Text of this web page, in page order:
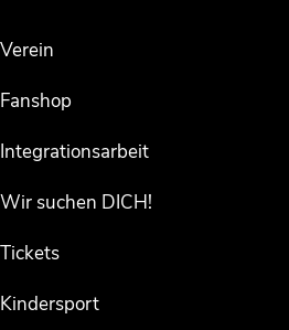
Verein
Fanshop
Integrationsarbeit
Wir suchen DICH!
Tickets
Kindersport